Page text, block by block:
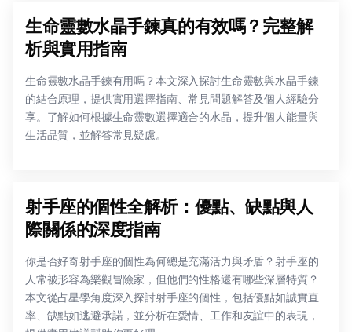
生命靈數水晶手鍊真的有效嗎？完整解
析與實用指南
生命靈數水晶手鍊有用嗎？本文深入探討生命靈數與水晶手鍊
的結合原理，提供實用選擇指南、常見問題解答及個人經驗分
享。了解如何根據生命靈數選擇適合的水晶，提升個人能量與
生活品質，並解答常見疑慮。
射手座的個性全解析：優點、缺點與人
際關係的深度指南
你是否好奇射手座的個性為何總是充滿活力與矛盾？射手座的
人常被形容為樂觀冒險家，但他們的性格還有哪些深層特質？
本文從占星學角度深入探討射手座的個性，包括優點如誠實直
率、缺點如逃避承諾，並分析在愛情、工作和友誼中的表現，